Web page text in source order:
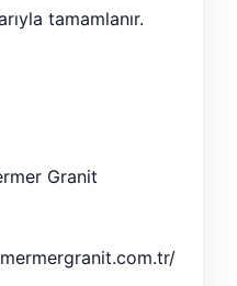
tamamlanır.
Granit